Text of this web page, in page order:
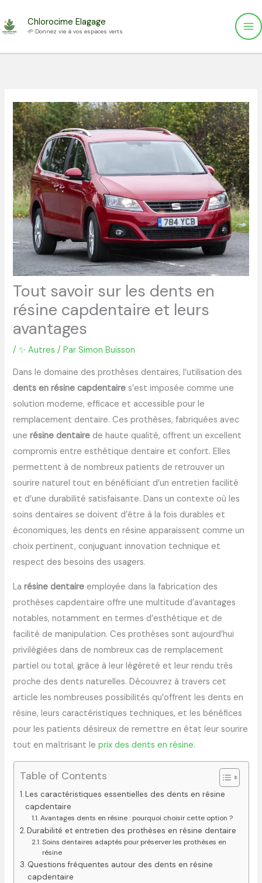
au
Chlorocime Elagage
🌱 Donnez vie à vos espaces verts
Tout savoir sur les dents en
résine capdentaire et leurs
avantages
/✨ Autres / ParSimon Buisson
Dans le domaine des prothèses dentaires, l’utilisation des
dents en résine capdentaire s’est imposée comme une
solution moderne, efficace et accessible pour le
remplacement dentaire. Ces prothèses, fabriquées avec
unerésine dentaire de haute qualité, offrent un excellent
compromis entre esthétique dentaire et confort. Elles
permettent à de nombreux patients de retrouver un
sourire naturel tout en bénéficiant d’un entretien facilité
et d’une durabilité satisfaisante. Dans un contexte où les
soins dentaires se doivent d’être à la fois durables et
économiques, les dents en résine apparaissent comme un
choix pertinent, conjuguant innovation technique et
respect des besoins des usagers.
Larésine dentaire employée dans la fabrication des
prothèses capdentaire offre une multitude d’avantages
notables, notamment en termes d’esthétique et de
facilité de manipulation. Ces prothèses sont aujourd’hui
privilégiées dans de nombreux cas de remplacement
partiel ou total, grâce à leur légèreté et leur rendu très
proche des dents naturelles. Découvrez à travers cet
article les nombreuses possibilités qu’offrent les dents en
résine, leurs caractéristiques techniques, et les bénéfices
pour les patients désireux de remettre en état leur sourire
tout en maîtrisant leprix des dents en résine.
Table of Contents
Les caractéristiques essentielles des dents en résine
capdentaire
Avantages dents en résine : pourquoi choisir cette option ?
Durabilité et entretien des prothèses en résine dentaire
Soins dentaires adaptés pour préserver les prothèses en
résine
Questions fréquentes autour des dents en résine
capdentaire